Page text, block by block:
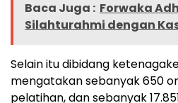
Baca Juga : Forwaka
Silahturahmi dengan
Selain itu dibidang
mengatakan sebanyak 650
pelatihan, dan sebanyak